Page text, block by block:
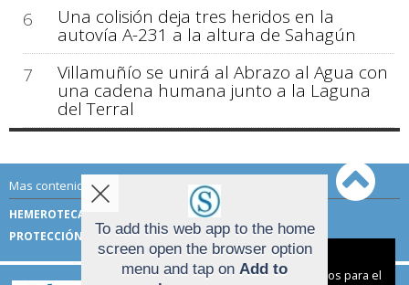
6
Una colisión deja tres heridos en la
autovía A-231 a la altura de Sahagún
7
Villamuñío se unirá al Abrazo al Agua con
una cadena humana junto a la Laguna
del Terral
Mas contenido de Sahagún Digital:
HEMEROTECA
TÉRMINOS DE USO
PROTECCIÓN DE DATOSTo add this web app to the home
screen open the browser option
menu and tap on Add to
Aviso sobre el Uso de cookies:
Utilizamos cookies nuestras y de terceros para el